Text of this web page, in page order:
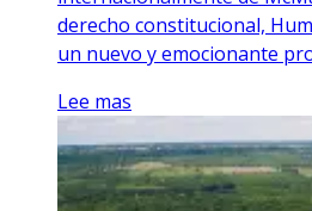
derecho constitucional,
un nuevo y emocionante
Lee mas